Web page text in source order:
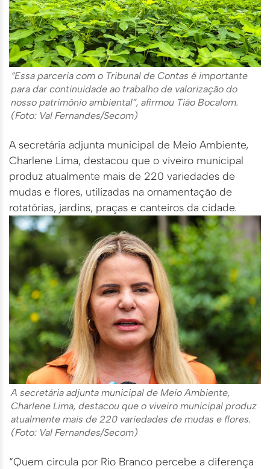
“Essa parceria com o Tribunal de Contas é importante
para dar continuidade ao trabalho de valorização do
nosso patrimônio ambiental”, afirmou Tião Bocalom.
(Foto: Val Fernandes/Secom)
A secretária adjunta municipal de Meio Ambiente,
Charlene Lima, destacou que o viveiro municipal
produz atualmente mais de 220 variedades de
mudas e flores, utilizadas na ornamentação de
rotatórias, jardins, praças e canteiros da cidade.
A secretária adjunta municipal de Meio Ambiente,
Charlene Lima, destacou que o viveiro municipal produz
atualmente mais de 220 variedades de mudas e flores.
(Foto: Val Fernandes/Secom)
“Quem circula por Rio Branco percebe a diferença